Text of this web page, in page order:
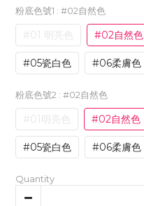
粉底色號1 : #02自然色
#01 明亮色 #02自然色
#05瓷白色 #06柔膚色
粉底色號2 : #02自然色
#01明亮色 #02自然色
#05瓷白色 #06柔膚色
Quantity